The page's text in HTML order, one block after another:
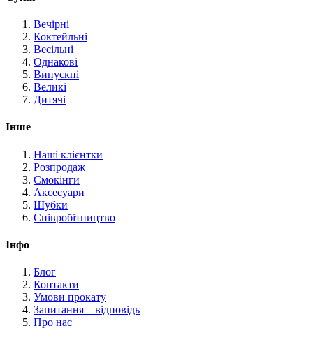
Вечірні
Коктейльні
Весільні
Однакові
Випускні
Великі
Дитячі
Інше
Наші клієнтки
Розпродаж
Смокінги
Аксесуари
Шубки
Співробітництво
Інфо
Блог
Контакти
Умови прокату
Запитання – відповідь
Про нас